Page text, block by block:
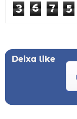
3 6 7 5